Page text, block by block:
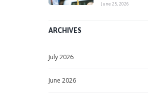
June 25, 2026
ARCHIVES
July2026
June 2026